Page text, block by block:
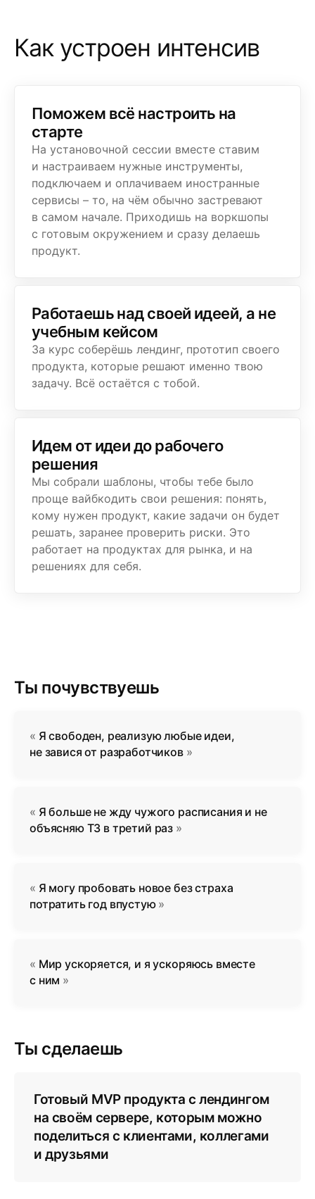
Как устроен интенсив
Поможем всё настроить на
старте
На установочной сессии вместе ставим
и настраиваем нужные инструменты,
подключаем и оплачиваем иностранные
сервисы – то, на чём обычно застревают
в самом начале. Приходишь на воркшопы
с готовым окружением и сразу делаешь
продукт.
Работаешь над своей идеей, а не
учебным кейсом
За курс соберёшь лендинг, прототип своего
продукта, которые решают именно твою
задачу. Всё остаётся с тобой.
Идем от идеи до рабочего
решения
Мы собрали шаблоны, чтобы тебе было
проще вайбкодить свои решения: понять,
кому нужен продукт, какие задачи он будет
решать, заранее проверить риски. Это
работает на продуктах для рынка, и на
решениях для себя.
Ты почувствуешь
Я свободен, реализую любые идеи,
не завися от разработчиков
Я больше не жду чужого расписания и не
объясняю ТЗ в третий раз
Я могу пробовать новое без страха
потратить год впустую
Мир ускоряется, и я ускоряюсь вместе
с ним
Ты сделаешь
Готовый MVP продукта с лендингом
на своём сервере, которым можно
поделиться с клиентами, коллегами
и друзьями